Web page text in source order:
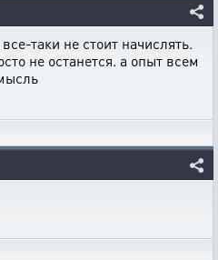
таки не стоит начислять.
не останется. а опыт всем